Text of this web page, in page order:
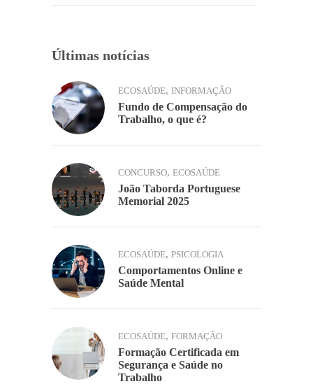
Últimas notícias
ECOSAÚDE, INFORMAÇÃO
Fundo de Compensação do
Trabalho, o que é?
CONCURSO, ECOSAÚDE
João Taborda Portuguese
Memorial 2025
ECOSAÚDE, PSICOLOGIA
Comportamentos Online e
Saúde Mental
ECOSAÚDE, FORMAÇÃO
Formação Certificada em
Segurança e Saúde no
Trabalho